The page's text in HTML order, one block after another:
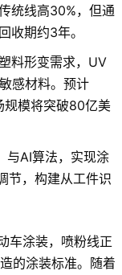
统线高30%，但通
收期约3年。
料形变需求，UV
感材料。预计
规模将突破80亿美
与AI算法，实现涂
节，构建从工件识
车涂装，喷粉线正
的涂装标准。随着